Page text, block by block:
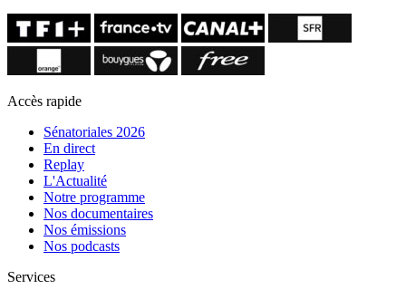
Accès rapide
Sénatoriales 2026
En direct
Replay
L'Actualité
Notre programme
Nos documentaires
Nos émissions
Nos podcasts
Services